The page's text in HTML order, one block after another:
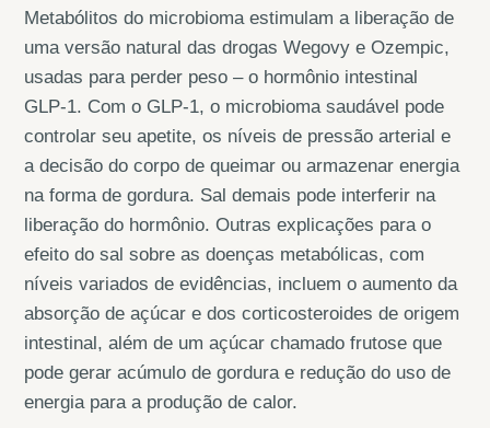
Metabólitos do microbioma estimulam a liberação de
uma versão natural das drogas Wegovy e Ozempic,
usadas para perder peso – o hormônio intestinal
GLP-1. Com o GLP-1, o microbioma saudável pode
controlar seu apetite, os níveis de pressão arterial e
a decisão do corpo de queimar ou armazenar energia
na forma de gordura. Sal demais pode interferir na
liberação do hormônio. Outras explicações para o
efeito do sal sobre as doenças metabólicas, com
níveis variados de evidências, incluem o aumento da
absorção de açúcar e dos corticosteroides de origem
intestinal, além de um açúcar chamado frutose que
pode gerar acúmulo de gordura e redução do uso de
energia para a produção de calor.